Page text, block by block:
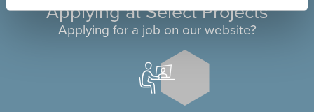
Applying at Select Projects
Applying for a job on our website?